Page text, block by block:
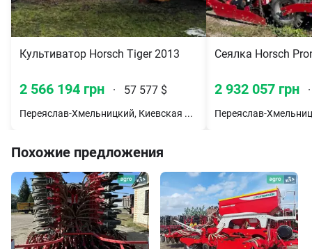
Культиватор Horsch Tiger 2013
2 566 194 грн · 57 577 $
Переяслав-Хмельницкий, Киевская обл.
Сеялка Horsch
2 932 057 грн ·
Похожие предложения